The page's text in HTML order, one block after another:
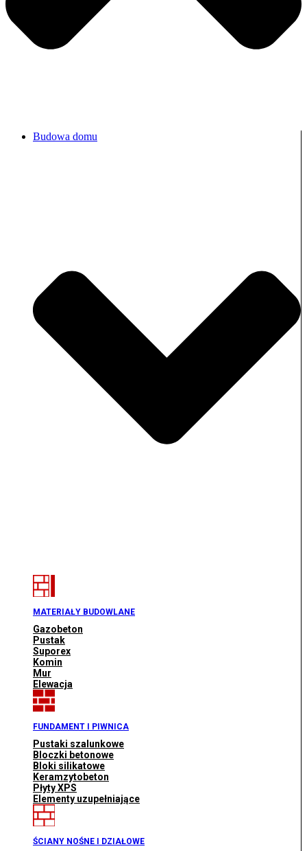
Budowa domu
MATERIAŁY BUDOWLANE
Gazobeton
Pustak
Suporex
Komin
Mur
Elewacja
FUNDAMENT I PIWNICA
Pustaki szalunkowe
Bloczki betonowe
Bloki silikatowe
Keramzytobeton
Płyty XPS
Elementy uzupełniające
ŚCIANY NOŚNE I DZIAŁOWE